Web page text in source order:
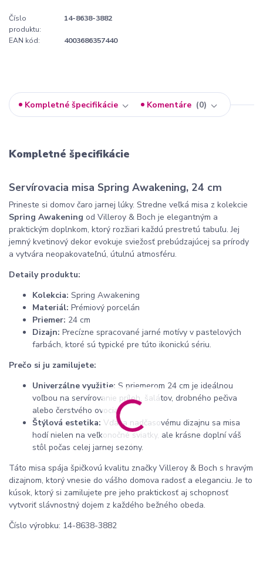
Číslo
produktu:
14-8638-3882
EAN kód: 4003686357440
Kompletné špecifikácie Komentáre 0
Kompletné špecifikácie
Servírovacia misa Spring Awakening, 24 cm
Prineste si domov čaro jarnej lúky. Stredne veľká misa z kolekcie
Spring Awakening od Villeroy & Boch je elegantným a
praktickým doplnkom, ktorý rozžiari každú prestretú tabuľu. Jej
jemný kvetinový dekor evokuje sviežosť prebúdzajúcej sa prírody
a vytvára neopakovateľnú, útulnú atmosféru.
Detaily produktu:
Kolekcia: Spring Awakening
Materiál: Prémiový porcelán
Priemer: 24 cm
Dizajn: Precízne spracované jarné motívy v pastelových
farbách, ktoré sú typické pre túto ikonickú sériu.
Prečo si ju zamilujete:
Univerzálne využitie: S priemerom 24 cm je ideálnou
voľbou na servírovanie príloh, šalátov, drobného pečiva
alebo čerstvého ovocia.
Štýlová estetika: Vďaka nadčasovému dizajnu sa misa
hodí nielen na veľkonočné sviatky, ale krásne doplní váš
stôl počas celej jarnej sezóny.
Táto misa spája špičkovú kvalitu značky Villeroy & Boch s hravým
dizajnom, ktorý vnesie do vášho domova radosť a eleganciu. Je to
kúsok, ktorý si zamilujete pre jeho praktickosť aj schopnosť
vytvoriť slávnostný dojem z každého bežného obeda.
Číslo výrobku: 14-8638-3882